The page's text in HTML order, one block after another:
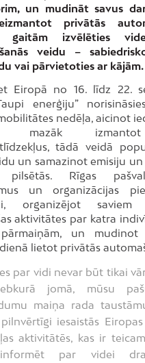
un mudināt savus
privātās
gaitām izvēlēties
veidu –
vai pārvietoties ar kājām.
Eiropā no 16. līdz 22.
enerģiju”
nedēļa, aicinot
mazāk
tādā veidā
un samazinot emisiju
pilsētās. Rīgas
un organizācijas
organizējot saviem
aktivitātes par katra
un mudinot
lietot privātās
par vidi nevar būt tikai
jomā, mūsu
maiņa rada
iesaistās
aktivitātēs, kas ir
par videi